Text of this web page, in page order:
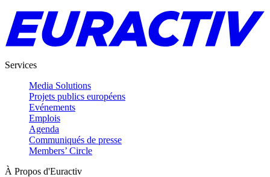
Services
Media Solutions
Projets publics européens
Evénements
Emplois
Agenda
Communiqués de presse
Members’ Circle
À Propos d'Euractiv